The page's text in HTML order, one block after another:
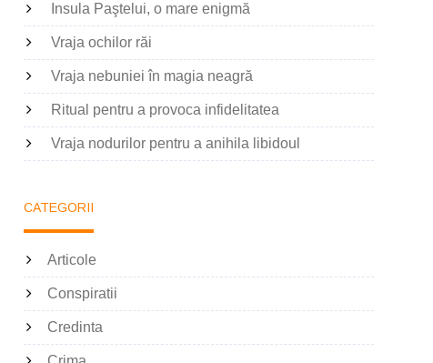
Insula Paştelui, o mare enigmă
Vraja ochilor răi
Vraja nebuniei în magia neagră
Ritual pentru a provoca infidelitatea
Vraja nodurilor pentru a anihila libidoul
CATEGORII
Articole
Conspiratii
Credinta